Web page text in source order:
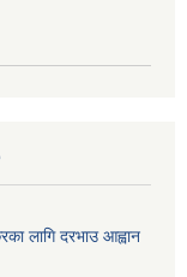
लागि दरभाउ आह्वान